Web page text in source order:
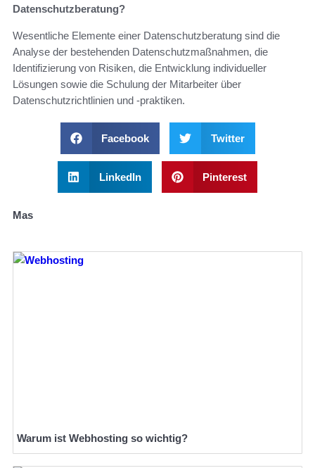
Datenschutzberatung?
Wesentliche Elemente einer Datenschutzberatung sind die
Analyse der bestehenden Datenschutzmaßnahmen, die
Identifizierung von Risiken, die Entwicklung individueller
Lösungen sowie die Schulung der Mitarbeiter über
Datenschutzrichtlinien und -praktiken.
Facebook Twitter
LinkedIn Pinterest
Mas
Warum ist Webhosting so wichtig?